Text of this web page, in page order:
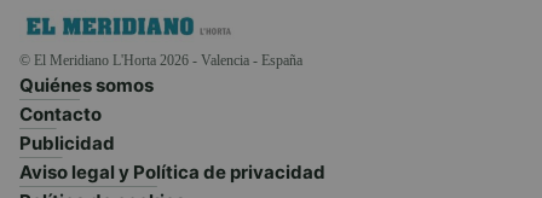
© El Meridiano L'Horta 2026 - Valencia - España
Quiénes somos
Contacto
Publicidad
Aviso legal y Política de privacidad